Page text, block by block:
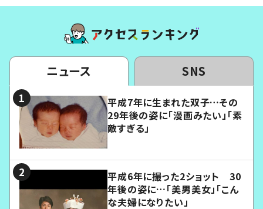
ニュース SNS
平成7年に生まれた双子…その
29年後の姿に「漫画みたい」「素
敵すぎる」
平成6年に撮った2ショット 30
年後の姿に…「美男美女」「こん
な夫婦になりたい」